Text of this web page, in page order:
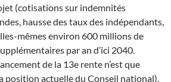
(cotisations sur indemnités
hausse des taux des indépendants,
mêmes environ 600 millions de
par an d’ici 2040.
de la 13e rente n’est que
position actuelle du Conseil national),